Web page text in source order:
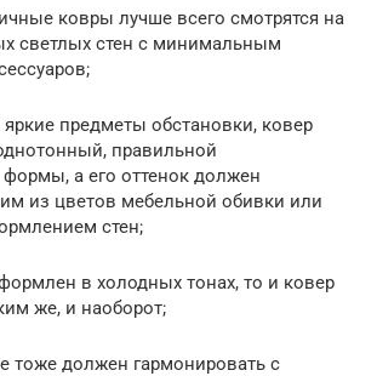
ковры лучше всего смотрятся на
светлых стен с минимальным
предметы обстановки, ковер
правильной
формы, а его оттенок должен
из цветов мебельной обивки или
стен;
в холодных тонах, то и ковер
же, и наоборот;
тоже должен гармонировать с